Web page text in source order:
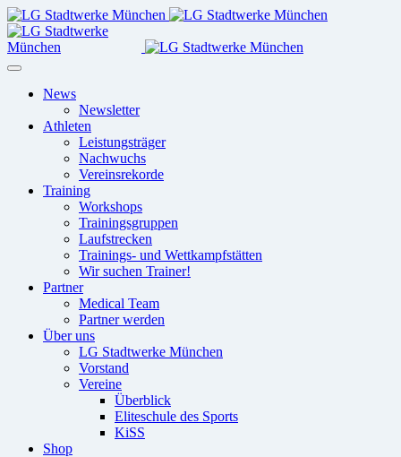
News
Newsletter
Athleten
Leistungsträger
Nachwuchs
Vereinsrekorde
Training
Workshops
Trainingsgruppen
Laufstrecken
Trainings- und Wettkampfstätten
Wir suchen Trainer!
Partner
Medical Team
Partner werden
Über uns
LG Stadtwerke München
Vorstand
Vereine
Überblick
Eliteschule des Sports
KiSS
Shop